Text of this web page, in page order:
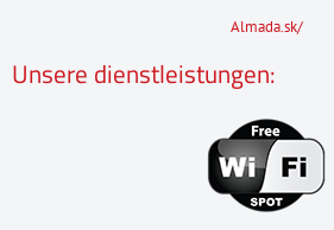
Almada.sk/
Unsere dienstleistungen: